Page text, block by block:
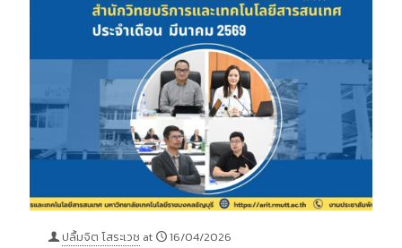
ปลื้มจิต โสระเวช at 16/04/2026